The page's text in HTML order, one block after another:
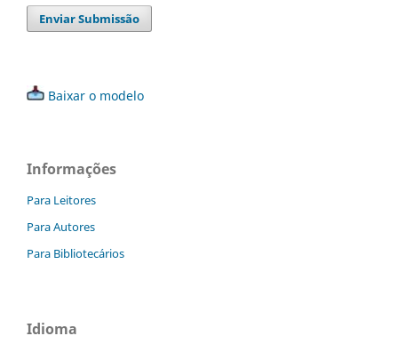
Enviar Submissão
Baixar o modelo
Informações
Para Leitores
Para Autores
Para Bibliotecários
Idioma